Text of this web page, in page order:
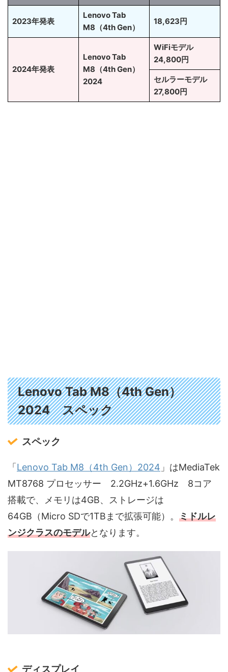
2023年発表
Lenovo Tab
M8（4th Gen）
18,623円
2024年発表
Lenovo Tab
M8（4th Gen）
2024
WiFiモデル
24,800円
セルラーモデル
27,800円
Lenovo Tab M8（4th Gen）
2024 スペック
スペック
「 Lenovo Tab M8（4th Gen）2024 」はMediaTek
MT8768 プロセッサー 2.2GHz+1.6GHz 8コア
搭載で、メモリは4GB、ストレージは
64GB（Micro SDで1TBまで拡張可能）。 ミドルレ
ンジクラスのモデルとなります。
ディスプレイ